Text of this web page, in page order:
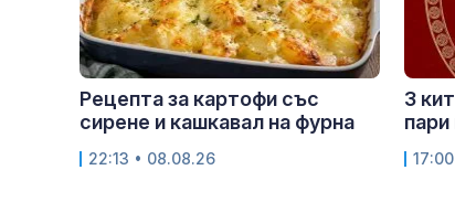
Рецепта за картофи със
сирене и кашкавал на фурна
22:13 • 08.08.26
3
пари